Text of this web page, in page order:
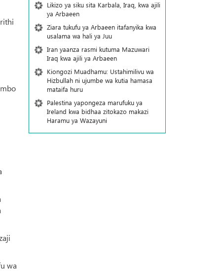
wa
Likizo ya siku sita Karbala, Iraq, kwa ajili
ya Arbaeen
Ziara tukufu ya Arbaeen itafanyika kwa
usalama wa hali ya Juu
Iran yaanza rasmi kutuma Mazuwari
Iraq kwa ajili ya Arbaeen
Kiongozi Muadhamu: Ustahimilivu wa
Hizbullah ni ujumbe wa kutia hamasa
mataifa huru
Palestina yapongeza marufuku ya
Ireland kwa bidhaa zitokazo makazi
Haramu ya Wazayuni